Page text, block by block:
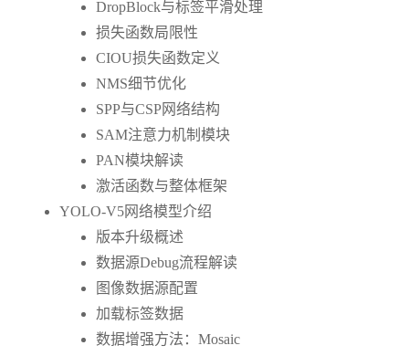
DropBlock与标签平滑处理
损失函数局限性
CIOU损失函数定义
NMS细节优化
SPP与CSP网络结构
SAM注意力机制模块
PAN模块解读
激活函数与整体框架
YOLO-V5网络模型介绍
版本升级概述
数据源Debug流程解读
图像数据源配置
加载标签数据
数据增强方法：Mosaic